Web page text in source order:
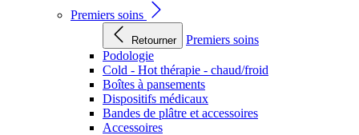
Premiers soins
Retourner
Premiers soins
Podologie
Cold - Hot thérapie - chaud/froid
Boîtes à pansements
Dispositifs médicaux
Bandes de plâtre et accessoires
Accessoires